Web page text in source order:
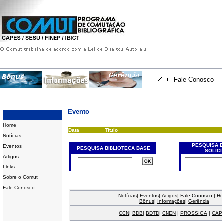
Fale Conosco
Home
Notícias
Eventos
Artigos
Links
Sobre o Comut
Fale Conosco
Evento
Data Título
PESQUISA BIBLIOTECA BASE
PESQUISA
Notícias| Eventos| Artigos| Fale Conosco |
Bônus| Informações| Gerência
CCN| BDB| BDTD| CNEN | PROSSIGA |